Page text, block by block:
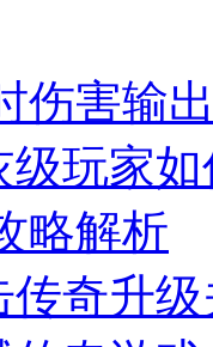
伤害输
级玩家
略解析
传奇升